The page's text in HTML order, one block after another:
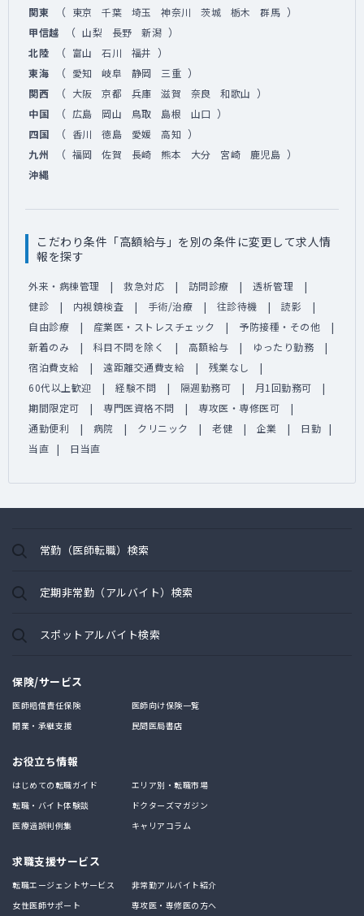
関東 （ 東京 千葉 埼玉 神奈川 茨城 栃木 群馬 ）
甲信越 （ 山梨 長野 新潟 ）
北陸 （ 富山 石川 福井 ）
東海 （ 愛知 岐阜 静岡 三重 ）
関西 （ 大阪 京都 兵庫 滋賀 奈良 和歌山 ）
中国 （ 広島 岡山 鳥取 島根 山口 ）
四国 （ 香川 徳島 愛媛 高知 ）
九州 （ 福岡 佐賀 長崎 熊本 大分 宮崎 鹿児島 ）
沖縄
こだわり条件「高額給与」を別の条件に変更して求人情
報を探す
外来・病棟管理 救急対応 訪問診療
透析管理
健診
内視鏡検査 手術/治療 往診待機
読影
自由診療
産業医・ストレスチェック
予防接種・その他
新着のみ
科目不問を除く 高額給与
ゆったり勤務
宿泊費支給
遠距離交通費支給
残業なし
60代以上歓迎
経験不問 隔週勤務可
月1回勤務可
期間限定可
専門医資格不問
専攻医・専修医可
通勤便利
病院 クリニック 老健 企業
日勤
当直
日当直
常勤（医師転職）検索
定期非常勤（アルバイト）検索
スポットアルバイト検索
保険/サービス
医師賠償責任保険
医師向け保険一覧
開業・承継支援
民間医局書店
お役立ち情報
はじめての転職ガイド
エリア別・転職市場
転職・バイト体験談
ドクターズマガジン
医療過誤判例集
キャリアコラム
求職支援サービス
転職エージェントサービス
非常勤アルバイト紹介
女性医師サポート
専攻医・専修医の方へ